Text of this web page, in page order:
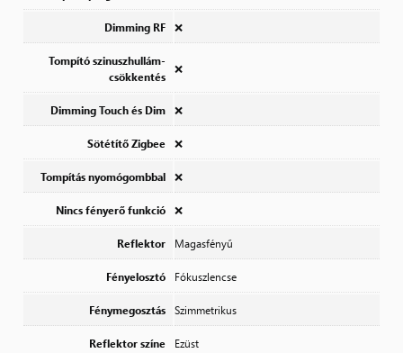
Dimming RF ❌
Tompító szinuszhullám-
csökkentés
❌
Dimming Touch és Dim ❌
Sötétítő Zigbee ❌
Tompítás nyomógombbal ❌
Nincs fényerő funkció ❌
Reflektor Magasfényű
Fényelosztó Fókuszlencse
Fénymegosztás Szimmetrikus
Reflektor színe Ezüst